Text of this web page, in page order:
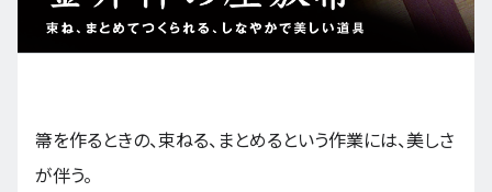
EN ZH KO ES
箒を作るときの、束ねる、まとめるという作業には、美しさ
が伴う。